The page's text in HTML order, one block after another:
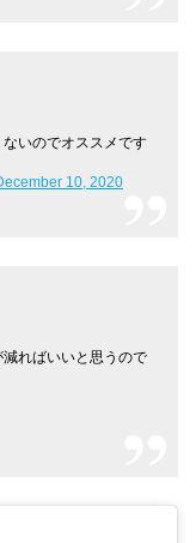
いのでオススメです
10, 2020
ればいいと思うので